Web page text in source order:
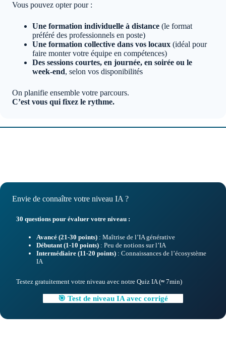
Vous pouvez opter pour :
Une formation individuelle à distance (le format
préféré des professionnels en poste)
Une formation collective dans vos locaux (idéal pour
faire monter votre équipe en compétences)
Des sessions courtes, en journée, en soirée ou le
week-end, selon vos disponibilités
On planifie ensemble votre parcours.
C’est vous qui fixez le rythme.
Envie de connaître votre niveau IA ?
30 questions pour évaluer votre niveau :
Avancé (21-30 points) : Maîtrise de l’IA générative
Débutant (1-10 points) : Peu de notions sur l’IA
Intermédiaire (11-20 points) : Connaissances de l’écosystème
IA
Testez gratuitement votre niveau avec notre Quiz IA (≈ 7min)
🎯 Test de niveau IA avec corrigé